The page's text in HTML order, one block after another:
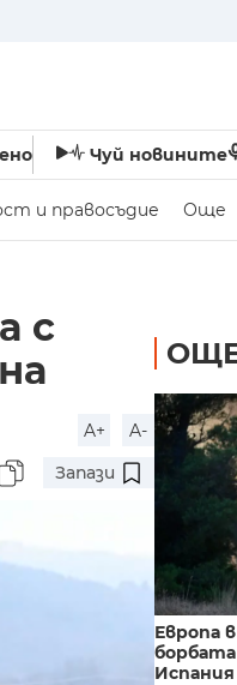
Чуй новините
и правосъдие Още
с
A+
A-
Запази
Европа